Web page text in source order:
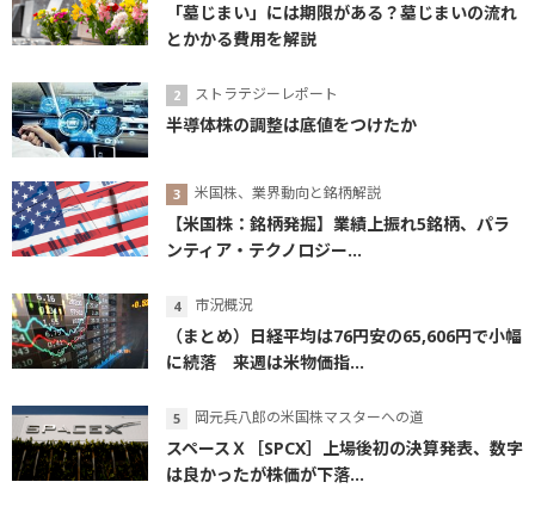
「墓じまい」には期限がある？墓じまいの流れ
とかかる費用を解説
ストラテジーレポート
半導体株の調整は底値をつけたか
米国株、業界動向と銘柄解説
【米国株：銘柄発掘】業績上振れ5銘柄、パラ
ンティア・テクノロジー...
市況概況
（まとめ）日経平均は76円安の65,606円で小幅
に続落 来週は米物価指...
岡元兵八郎の米国株マスターへの道
スペースＸ［SPCX］上場後初の決算発表、数字
は良かったが株価が下落...